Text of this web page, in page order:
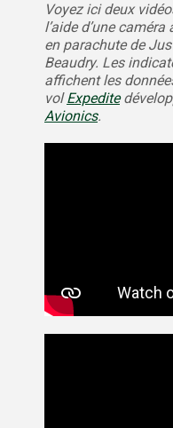
Voyez ici deux
l’aide d’une
en parachute de
Beaudry. Les
affichent les
volExpedite
Avionics.